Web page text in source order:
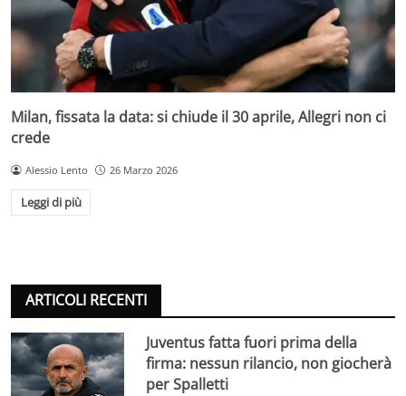
Milan, fissata la data: si chiude il 30 aprile, Allegri non ci
crede
Alessio Lento 26 Marzo 2026
Leggi di più
ARTICOLI RECENTI
Juventus fatta fuori prima della
firma: nessun rilancio, non giocherà
per Spalletti